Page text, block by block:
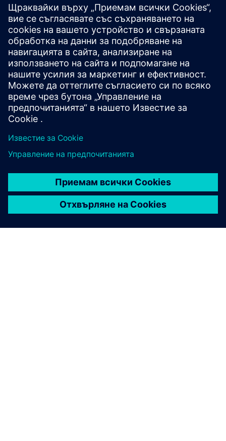
Допълнителна информация и
ресурси
Джугану Интелигентен град Оранжев бизнес
Предпоставки
Juganu for Logistics with 5G private network